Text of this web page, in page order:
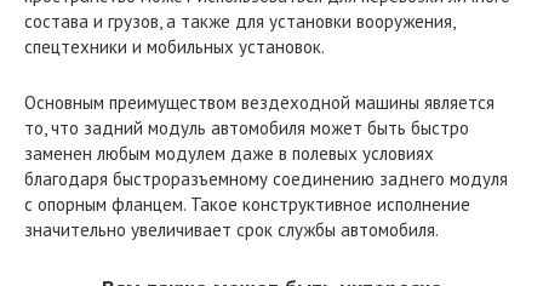
состава и грузов, а также для установки вооружения,
спецтехники и мобильных установок.
Основным преимуществом вездеходной машины является
то, что задний модуль автомобиля может быть быстро
заменен любым модулем даже в полевых условиях
благодаря быстроразъемному соединению заднего модуля
с опорным фланцем. Такое конструктивное исполнение
значительно увеличивает срок службы автомобиля.